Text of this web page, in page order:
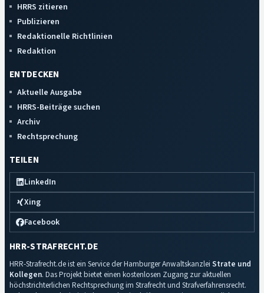
HRRS zitieren
Publizieren
Redaktionelle Richtlinien
Redaktion
ENTDECKEN
Aktuelle Ausgabe
HRRS-Beiträge suchen
Archiv
Rechtsprechung
TEILEN
LinkedIn
Xing
Facebook
HRR-STRAFRECHT.DE
HRR-Strafrecht.de ist ein Service der Hamburger Anwaltskanzlei Strate und
Kollegen. Das Projekt bietet einen kostenlosen Zugang zur aktuellen
höchstrichterlichen Rechtsprechung im Strafrecht und Strafverfahrensrecht.